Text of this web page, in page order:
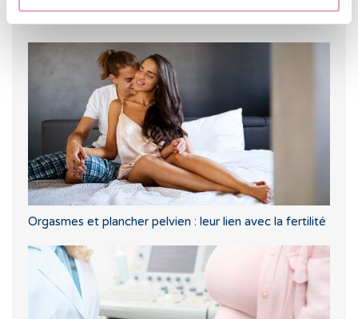
Orgasmes et plancher pelvien : leur lien avec la fertilité